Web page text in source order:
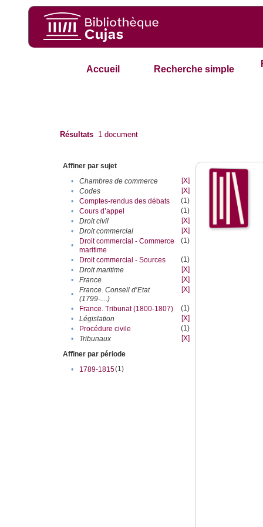
Accueil Recherche simple
Résultats 1 document
Affiner par sujet
•
Chambres de commerce
[X]
•
Codes
[X]
•
Comptes-rendus des débats
(1)
•
Cours d’appel
(1)
•
Droit civil
[X]
•
Droit commercial
[X]
•
Droit commercial - Commerce
maritime
(1)
• Droit commercial - Sources
(1)
•
Droit maritime
[X]
•
France
[X]
•
France. Conseil d’Etat
(1799-....)
[X]
• France. Tribunat (1800-1807)
(1)
•
Législation
[X]
•
Procédure civile
(1)
•
Tribunaux
[X]
Affiner par période
•
1789-1815(1)